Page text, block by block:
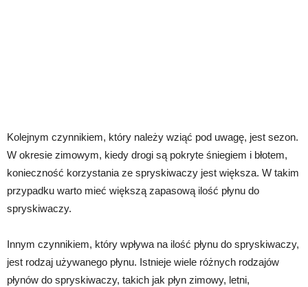
Kolejnym czynnikiem, który należy wziąć pod uwagę, jest sezon.
W okresie zimowym, kiedy drogi są pokryte śniegiem i błotem,
konieczność korzystania ze spryskiwaczy jest większa. W takim
przypadku warto mieć większą zapasową ilość płynu do
spryskiwaczy.
Innym czynnikiem, który wpływa na ilość płynu do spryskiwaczy,
jest rodzaj używanego płynu. Istnieje wiele różnych rodzajów
płynów do spryskiwaczy, takich jak płyn zimowy, letni,